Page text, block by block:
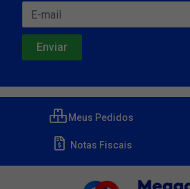
Meus Pedidos
Notas Fiscais